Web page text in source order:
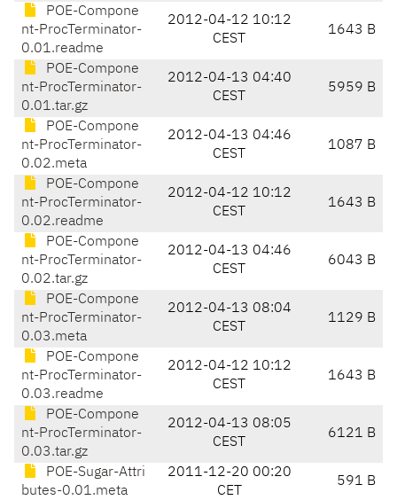
POE-Compone
nt-ProcTerminator-
0.01.readme
2012-04-12 10:12
CEST
1643 B
POE-Compone
nt-ProcTerminator-
0.01.tar.gz
2012-04-13 04:40
CEST
5959 B
POE-Compone
nt-ProcTerminator-
0.02.meta
2012-04-13 04:46
CEST
1087 B
POE-Compone
nt-ProcTerminator-
0.02.readme
2012-04-12 10:12
CEST
1643 B
POE-Compone
nt-ProcTerminator-
0.02.tar.gz
2012-04-13 04:46
CEST
6043 B
POE-Compone
nt-ProcTerminator-
0.03.meta
2012-04-13 08:04
CEST
1129 B
POE-Compone
nt-ProcTerminator-
0.03.readme
2012-04-12 10:12
CEST
1643 B
POE-Compone
nt-ProcTerminator-
0.03.tar.gz
2012-04-13 08:05
CEST
6121 B
POE-Sugar-Attri
butes-0.01.meta
2011-12-20 00:20
CET
591 B